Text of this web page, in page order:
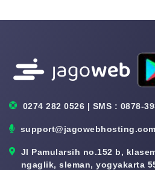
0274 282 0526 | SMS : 0878-
support@jagowebhosting.com
Jl Pamularsih no.152 b,
ngaglik, sleman, yogyakarta